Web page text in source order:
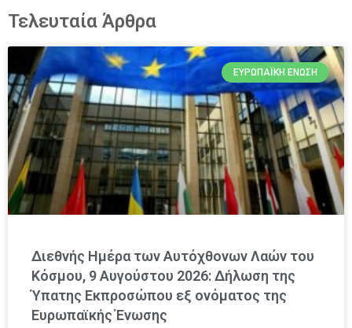
Τελευταία Άρθρα
ΕΥΡΩΠΑΪΚΉ ΈΝΩΣΗ
Διεθνής Ημέρα των Αυτόχθονων Λαών του
Κόσμου, 9 Αυγούστου 2026: Δήλωση της
Ύπατης Εκπροσώπου εξ ονόματος της
Ευρωπαϊκής Ένωσης